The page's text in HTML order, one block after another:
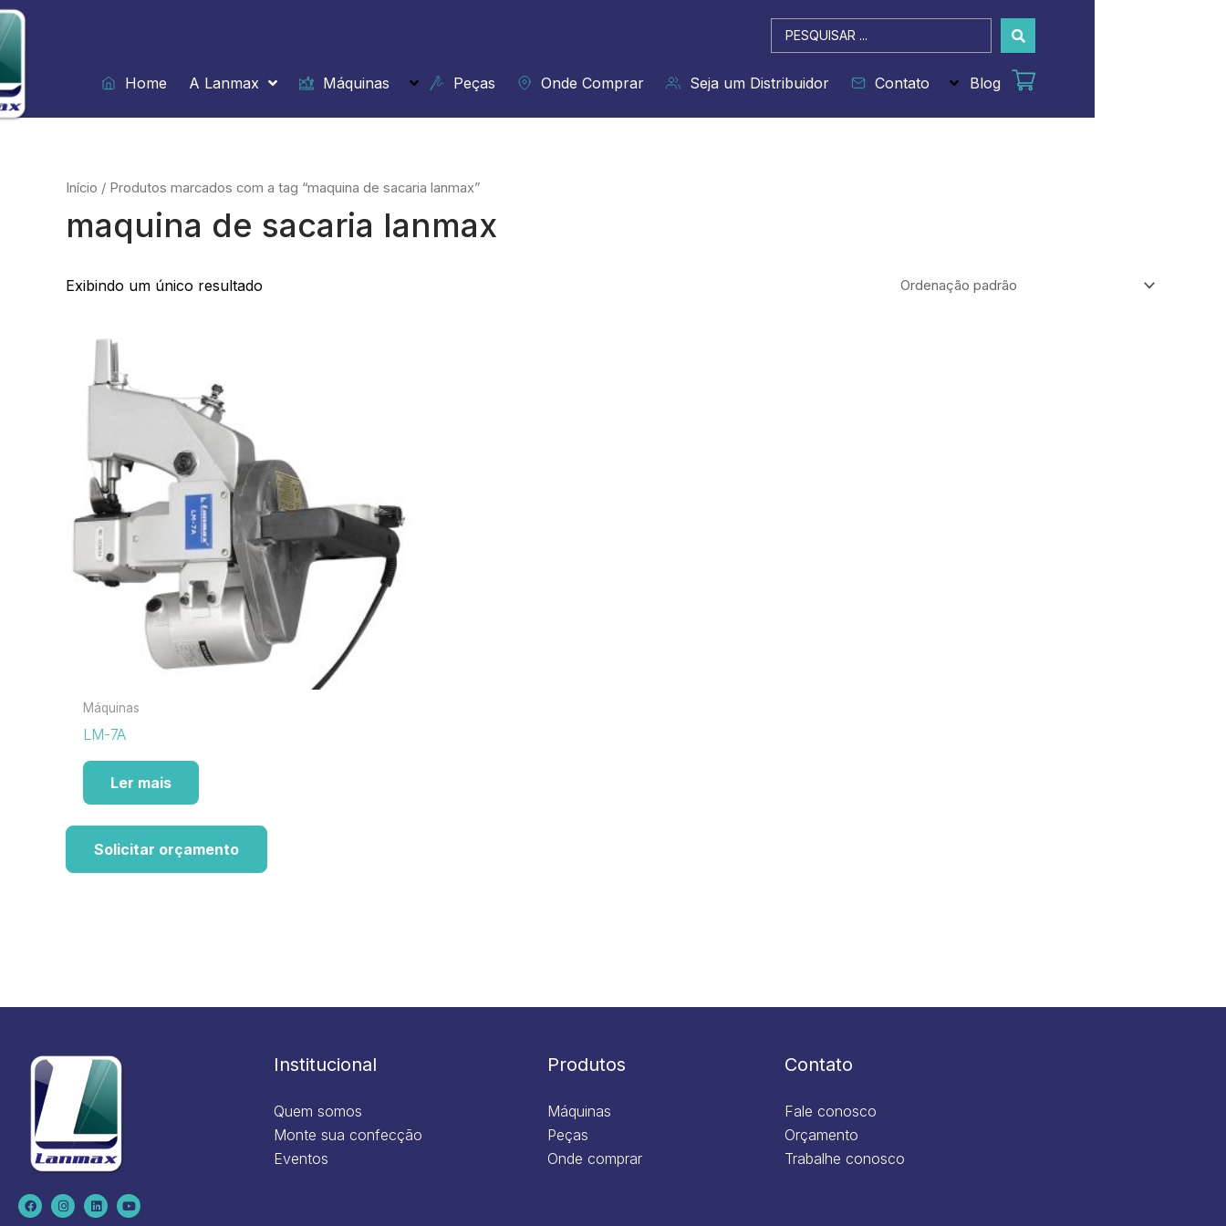
Ir
para
o
conteúdo
Pesquisar
...
Home
A Lanmax Máquinas Peças Onde Comprar Seja um Distribuidor Contato Blog
Início / Produtos marcados com a tag “maquina de sacaria lanmax”
maquina de sacaria lanmax
Exibindo um único resultado
Máquinas
LM-7A
Ler mais
Solicitar orçamento
F
a
c
I
n
s
L
i
n
Y
o
u
Institucional
Quem somos
Monte sua confecção
Eventos
Produtos
Máquinas
Peças
Onde comprar
Contato
Fale conosco
Orçamento
Trabalhe conosco